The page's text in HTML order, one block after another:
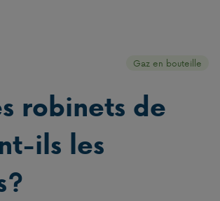
Gaz en bouteille
robinets de
ils les